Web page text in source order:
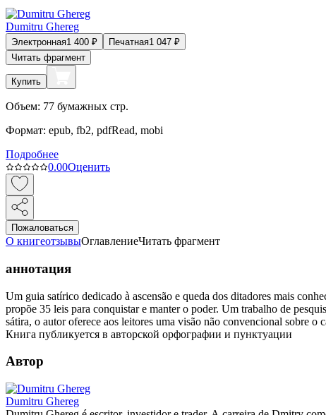
Dumitru Ghereg
Электронная1 400 ₽ Печатная1 047 ₽
Читать фрагмент
Купить
Объем: 77 бумажных стр.
Формат: epub, fb2, pdfRead, mobi
Подробнее
0.00Оценить
Пожаловаться
О книгеотзывыОглавлениеЧитать фрагмент
аннотация
Um guia satírico dedicado à ascensão e queda dos ditadores mais
propõe 35 leis para conquistar e manter o poder. Um trabalho de
sátira, o autor oferece aos leitores uma visão não convencional sobre o
Книга публикуется в авторской орфографии и пунктуации
Автор
Dumitru Ghereg